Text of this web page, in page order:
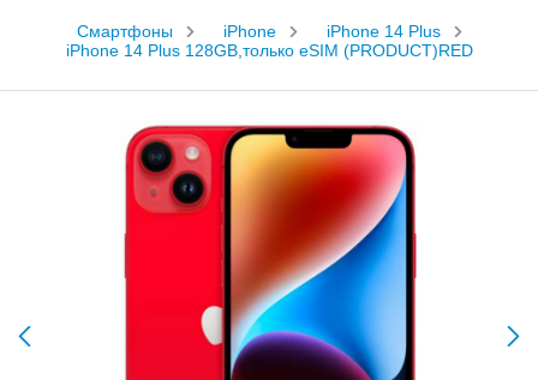
Смартфоны iPhone
iPhone 14 Plus
iPhone 14 Plus 128GB,только eSIM (PRODUCT)RED